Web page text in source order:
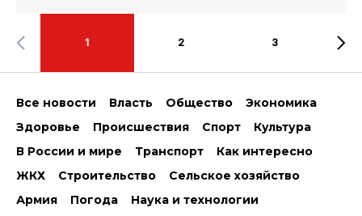
1 2 3
Все новости Власть Общество
Экономика
Здоровье
Происшествия Спорт
Культура
В России и мире
Транспорт
Как интересно
ЖКХ
Строительство
Сельское хозяйство
Армия
Погода
Наука и технологии